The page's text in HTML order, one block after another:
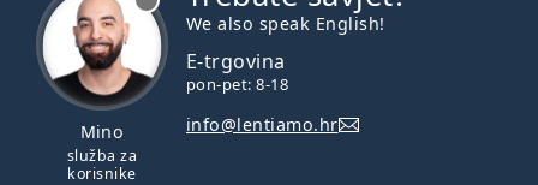
Mino
služba za
korisnike
We also speak English!
E-trgovina
pon-pet: 8-18
info@lentiamo.hr